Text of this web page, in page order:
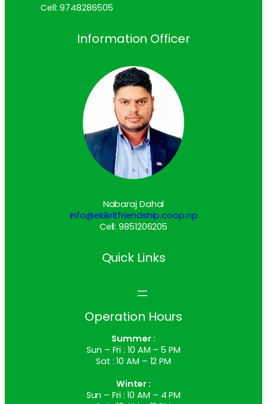
Cell: 9748286505
Information Officer
Nabaraj Dahal
info@ekikritfriendship.coop.np
Cell: 9851206205
Quick Links
Operation Hours
Summer :
Sun – Fri : 10 AM – 5 PM
Sat : 10 AM – 12 PM
Winter :
Sun – Fri : 10 AM – 4 PM